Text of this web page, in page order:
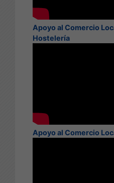
Apoyo al Comercio
Hostelería
Apoyo al Comercio